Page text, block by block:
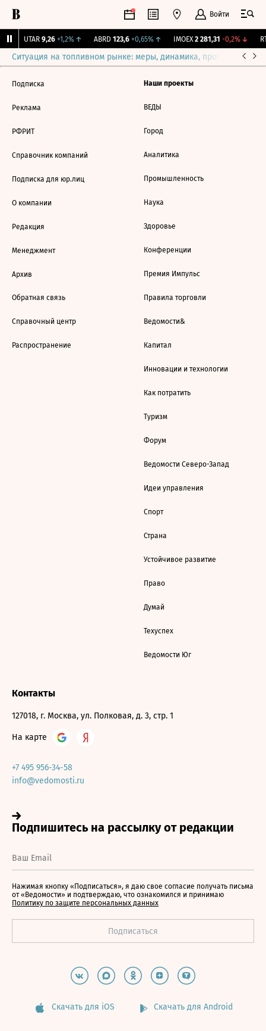
Войти
UTAR 9,26 +1,2%↑ ABRD 123,6 +0,65%↑ IMOEX 2 281,31 -0,2%↓
Ситуация на топливном рынке: меры, динамика, прогнозы
Подписка
Реклама
РФРИТ
Справочник компаний
Подписка для юр.лиц
О компании
Редакция
Менеджмент
Архив
Обратная связь
Справочный центр
Распространение
Наши проекты
ВЕДЫ
Город
Аналитика
Промышленность
Наука
Здоровье
Конференции
Премия Импульс
Правила торговли
Ведомости&
Капитал
Инновации и технологии
Как потратить
Туризм
Форум
Ведомости Северо-Запад
Идеи управления
Спорт
Страна
Устойчивое развитие
Право
Думай
Техуспех
Ведомости Юг
Контакты
127018, г. Москва, ул. Полковая, д. 3, стр. 1
На карте
+7 495 956-34-58
info@vedomosti.ru
Нажимая кнопку «Подписаться», я даю свое согласие получать письма
от «Ведомости» и подтверждаю, что ознакомился и принимаю
Политику по защите персональных данных
Скачать для iOS Скачать для Android